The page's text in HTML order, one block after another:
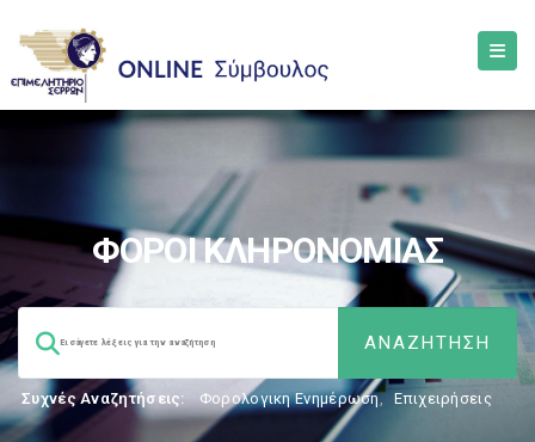
ΦΟΡΟΙ ΚΛΗΡΟΝΟΜΙΑΣ
Συχνές Αναζητήσεις: Φορολογικη Ενημέρωση, Επιχειρήσεις